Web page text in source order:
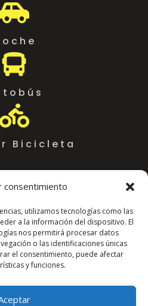
consentimiento
utilizamos tecnologías como las
a la información del dispositivo. El
nos permitirá procesar datos
o las identificaciones únicas
el consentimiento, puede afectar
y funciones.



Bicicleta